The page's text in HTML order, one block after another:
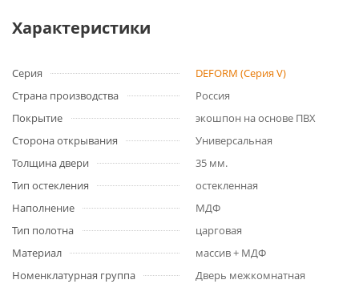
Характеристики
Серия
DEFORM (Серия V)
Страна производства
Россия
Покрытие
экошпон на основе ПВХ
Сторона открывания
Универсальная
Толщина двери
35 мм.
Тип остекления
остекленная
Наполнение
МДФ
Тип полотна
царговая
Материал
массив + МДФ
Номенклатурная группа
Дверь межкомнатная